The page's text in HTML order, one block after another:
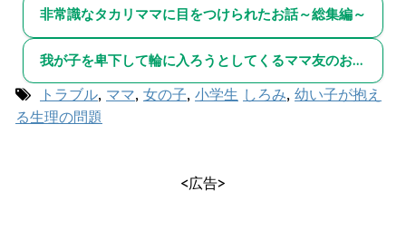
非常識なタカリママに目をつけられたお話～総集編～
我が子を卑下して輪に入ろうとしてくるママ友のお話～総集編～
トラブル, ママ, 女の子, 小学生 しろみ, 幼い子が抱え
る生理の問題
<広告>